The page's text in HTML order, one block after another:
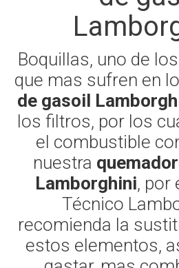
Boquillas, uno de
que mas sufren en
de gasoil
los filtros, por los
el combustible
nuestra
Lamborghini, por
Técnico
recomienda la
estos elementos,